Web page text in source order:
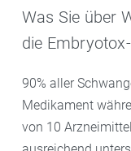
Was Sie über
die
90% aller
Medikament
von 10